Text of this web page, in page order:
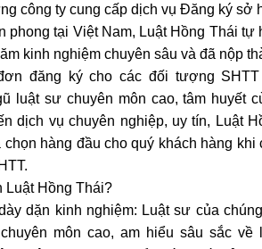
công ty cung cấp dịch vụ Đăng ký sở
phong tại Việt Nam, Luật Hồng Thái tự
kinh nghiệm chuyên sâu và đã nộp
đăng ký cho các đối tượng
luật sư chuyên môn cao, tâm huyết
dịch vụ chuyên nghiệp, uy tín, Luật
hàng đầu cho quý khách hàng khi
Luật Hồng Thái?
dặn kinh nghiệm: Luật sư của
môn cao, am hiểu sâu sắc về